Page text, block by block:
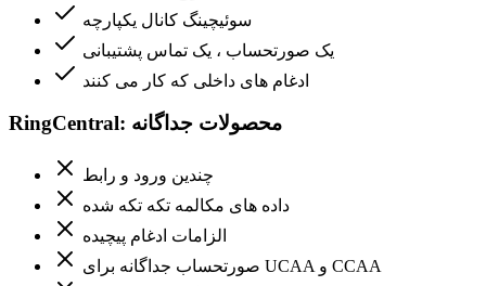
سوئیچینگ کانال یکپارچه
یک صورتحساب ، یک تماس پشتیبانی
ادغام های داخلی که کار می کنند
RingCentral: محصولات جداگانه
چندین ورود و رابط
داده های مکالمه تکه تکه شده
الزامات ادغام پیچیده
صورتحساب جداگانه برای UCAA و CCAA